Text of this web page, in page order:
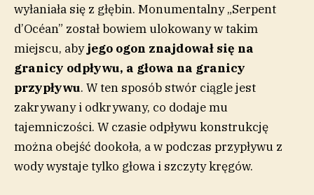
wyłaniała się z głębin. Monumentalny „Serpent
d’Océan” został bowiem ulokowany w takim
miejscu, abyjego ogon znajdował się na
granicy odpływu, a głowa na granicy
przypływu. W ten sposób stwór ciągle jest
zakrywany i odkrywany, co dodaje mu
tajemniczości. W czasie odpływu konstrukcję
można obejść dookoła, a w podczas przypływu z
wody wystaje tylko głowa i szczyty kręgów.